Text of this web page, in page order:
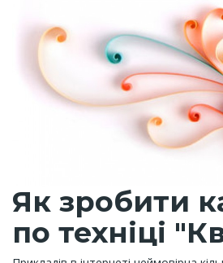
Як зробити
по техніці